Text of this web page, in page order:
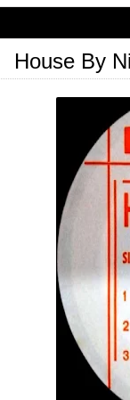
House By